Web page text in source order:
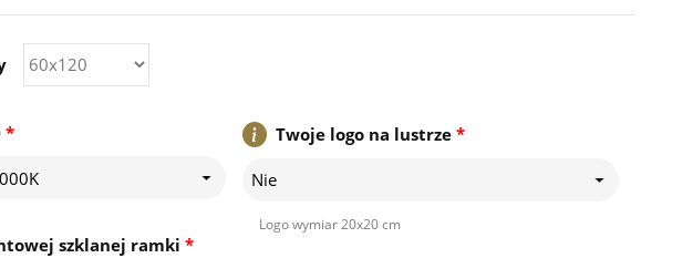
*
*
szklanej ramki
*
Twoje logo na lustrze
Nie
Logo wymiar 20x20 cm